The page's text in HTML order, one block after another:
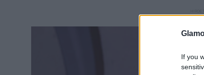
If you